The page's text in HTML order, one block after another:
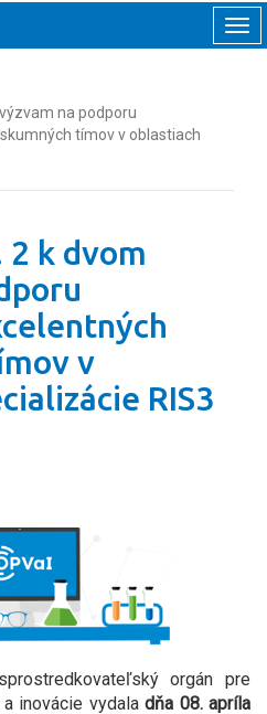
na podporu
tímov v oblastiach
2 k dvom
v
RIS3
orgán pre
inovácie vydala dňa 08. apríla